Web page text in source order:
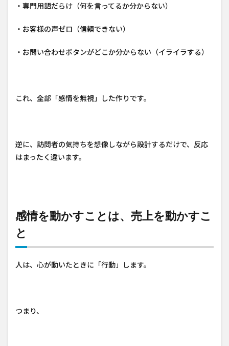
・専門用語だらけ（何を言ってるか分からない）
・お客様の声ゼロ（信頼できない）
・お問い合わせボタンがどこか分からない（イライラする）
これ、全部「感情を無視」した作りです。
逆に、訪問者の気持ちを想像しながら設計するだけで、反応
はまったく違います。
感情を動かすことは、売上を動かすこ
と
人は、心が動いたときに「行動」します。
つまり、